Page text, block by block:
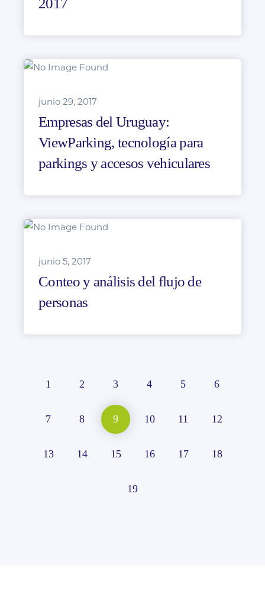
2017
junio 29, 2017
Empresas del Uruguay:
ViewParking, tecnología para
parkings y accesos vehiculares
junio 5, 2017
Conteo y análisis del flujo de
personas
1 2 3 4 5 6
7 8 9 10 11 12
13 14 15 16 17 18
19